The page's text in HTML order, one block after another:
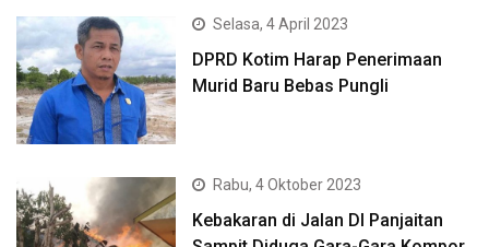
Selasa, 4 April 2023
DPRD Kotim Harap Penerimaan
Murid Baru Bebas Pungli
Rabu, 4 Oktober 2023
Kebakaran di Jalan DI Panjaitan